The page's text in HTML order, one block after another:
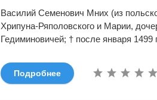
Василий Семенович Мних (из
Хрипуна-Ряполовского и Марии,
Гедиминовичей; † после января 1499
Подробнее